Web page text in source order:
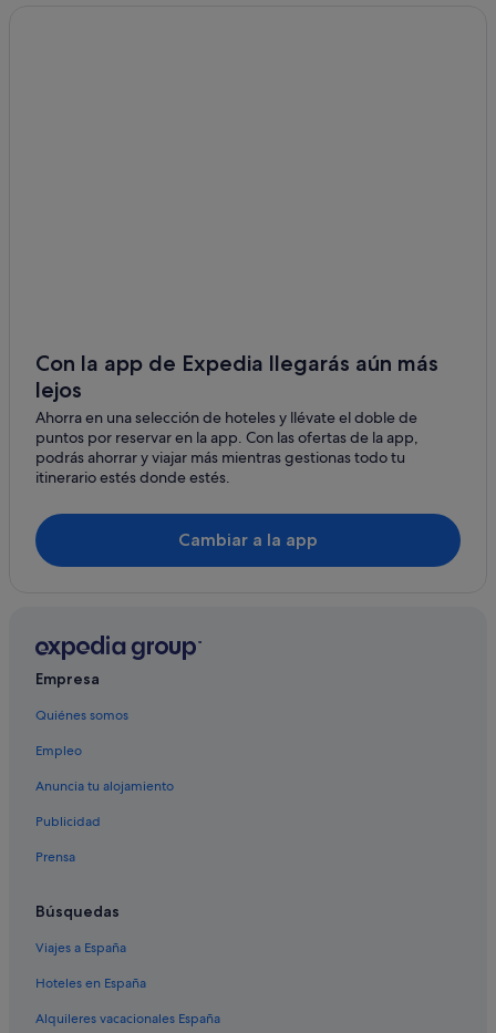
Hoteles cerca de Club de golf Fuerteventura
Hoteles baratos en Caleta de Fuste
Hoteles con piscina en Caleta de Fuste
Hoteles con restaurante en Caleta de Fuste
Hoteles cerca de Pozo Negro
Hoteles de 3 estrellas en Caleta de Fuste
Hoteles con gimnasio en Caleta de Fuste
Hoteles con todo incluido en Fuerteventura
Casas privadas de vacaciones en Costa de Antigua
Elba hoteles en Nuevo Horizonte
Hoteles con conserje en Caleta de Fuste
Hoteles en la playa en Caleta de Fuste
Hoteles con bar en Caleta de Fuste
Campings de caravanas en Nuevo Horizonte
Con la app de Expedia llegarás aún más
lejos
Ahorra en una selección de hoteles y llévate el doble de
puntos por reservar en la app. Con las ofertas de la app,
podrás ahorrar y viajar más mientras gestionas todo tu
itinerario estés donde estés.
Cambiar a la app
Empresa
Quiénes somos
Empleo
Anuncia tu alojamiento
Publicidad
Prensa
Búsquedas
Viajes a España
Hoteles en España
Alquileres vacacionales España